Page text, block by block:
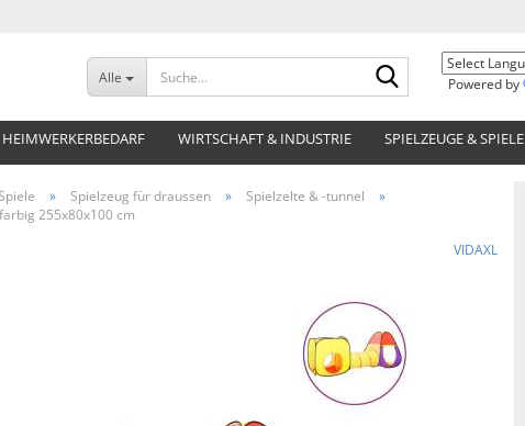
Alle
Suche...
Powered by
HEIMWERKERBEDARF WIRTSCHAFT & INDUSTRIE SPIELZEUGE & SPIELE
» Spielzeug für draussen » Spielzelte & -tunnel
»
255x80x100 cm
VIDAXL